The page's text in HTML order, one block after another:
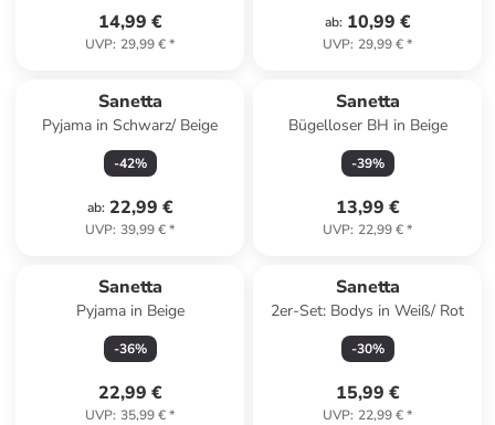
14,99 €
UVP: 29,99 €*
ab: 10,99 €
UVP: 29,99 €*
Sanetta
Pyjama in Schwarz/ Beige
-42%
ab: 22,99 €
UVP: 39,99 €*
Sanetta
Bügelloser BH in Beige
-39%
13,99 €
UVP: 22,99 €*
Sanetta
Pyjama in Beige
-36%
22,99 €
UVP: 35,99 €*
Sanetta
2er-Set: Bodys in Weiß/ Rot
-30%
15,99 €
UVP: 22,99 €*